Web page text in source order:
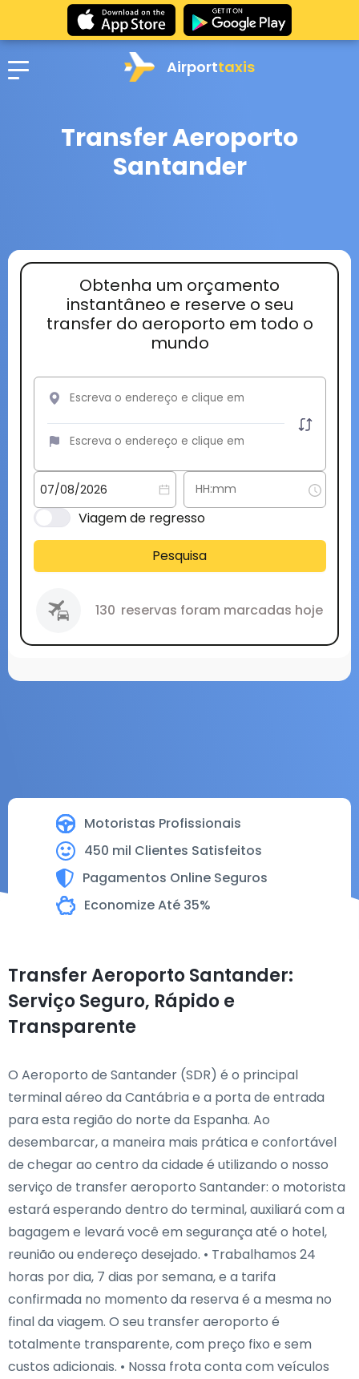
Airporttaxis
Transfer Aeroporto
Santander
Motoristas Profissionais
450 mil Clientes Satisfeitos
Pagamentos Online Seguros
Economize Até 35%
Obtenha um orçamento
instantâneo e reserve o seu
transfer do aeroporto em todo o
mundo
Viagem de regresso
Pesquisa
130 reservas foram marcadas hoje
Transfer Aeroporto Santander:
Serviço Seguro, Rápido e
Transparente
O Aeroporto de Santander (SDR) é o principal
terminal aéreo da Cantábria e a porta de entrada
para esta região do norte da Espanha. Ao
desembarcar, a maneira mais prática e confortável
de chegar ao centro da cidade é utilizando o nosso
serviço de transfer aeroporto Santander: o motorista
estará esperando dentro do terminal, auxiliará com a
bagagem e levará você em segurança até o hotel,
reunião ou endereço desejado. • Trabalhamos 24
horas por dia, 7 dias por semana, e a tarifa
confirmada no momento da reserva é a mesma no
final da viagem. O seu transfer aeroporto é
totalmente transparente, com preço fixo e sem
custos adicionais. • Nossa frota conta com veículos